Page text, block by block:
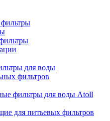
для воды
фильтров
фильтры для воды Atoll
для питьевых фильтров